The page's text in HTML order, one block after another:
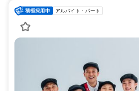
アルバイト・パート